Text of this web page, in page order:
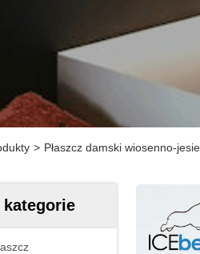
> Płaszcz damski wiosenno-